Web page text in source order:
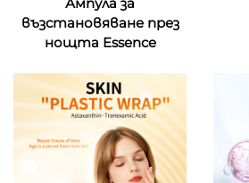
възстановяване през
нощта Essence